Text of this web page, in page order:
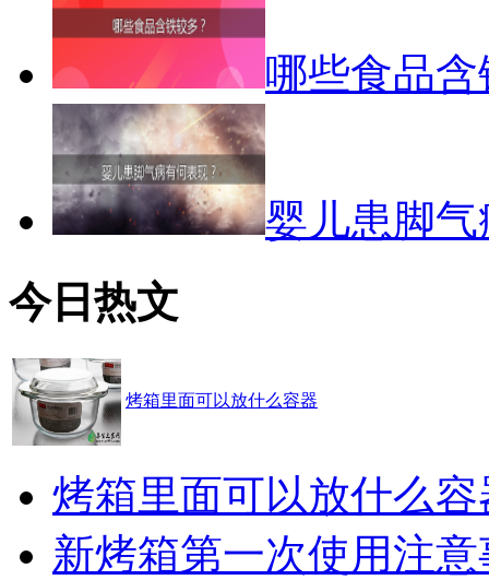
哪些食品
婴儿患脚
今日热文
烤箱里面可以放什么容器
烤箱里面可以放什么容
新烤箱第一次使用注意